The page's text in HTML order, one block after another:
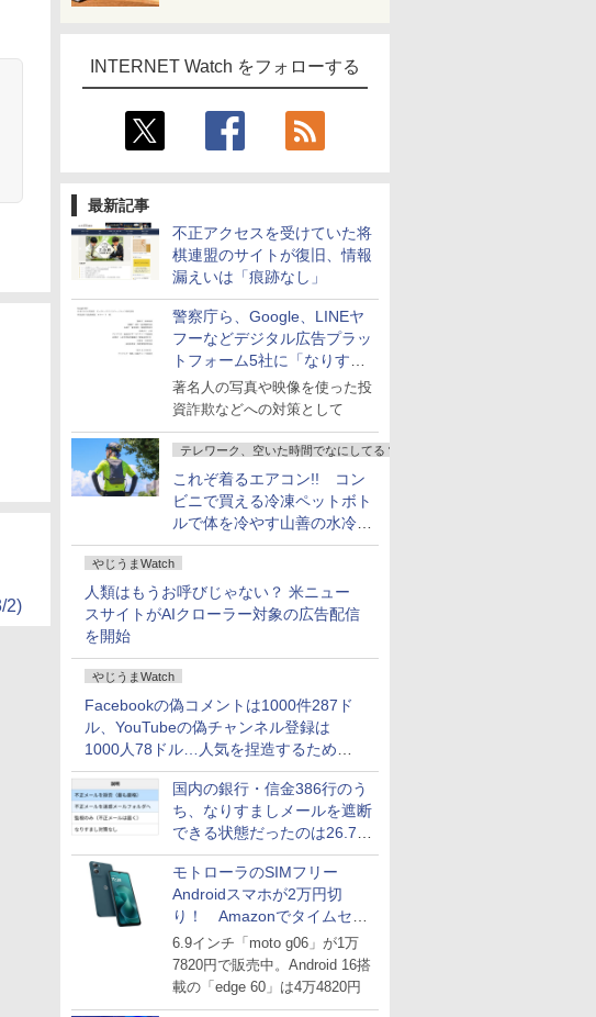
INTERNET Watch をフォローする
最新記事
不正アクセスを受けていた将
棋連盟のサイトが復旧、情報
漏えいは「痕跡なし」
警察庁ら、Google、LINEヤ
フーなどデジタル広告プラッ
トフォーム5社に「なりすま
し詐欺広告」対策強化を要請
著名人の写真や映像を使った投
資詐欺などへの対策として
テレワーク、空いた時間でなにしてる？
これぞ着るエアコン!! コン
ビニで買える冷凍ペットボト
ルで体を冷やす山善の水冷ベ
ストがロードバイクにちょう
どいい【ぼっち・ざ・ろー
ど！その14】
やじうまWatch
人類はもうお呼びじゃない？ 米ニュー
スサイトがAIクローラー対象の広告配信
を開始
やじうまWatch
Facebookの偽コメントは1000件287ド
ル、YouTubeの偽チャンネル登録は
1000人78ドル…人気を捏造するための
価格リストが公開中
国内の銀行・信金386行のう
ち、なりすましメールを遮断
できる状態だったのは26.7％
にとどまる～GMOブランド
セキュリティ調査
モトローラのSIMフリー
Androidスマホが2万円切
り！ Amazonでタイムセー
ル
6.9インチ「moto g06」が1万
7820円で販売中。Android 16搭
載の「edge 60」は4万4820円
2)